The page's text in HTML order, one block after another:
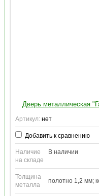
Дверь металлическая
Артикул: нет
Добавить к сравнению
Наличие
на складе
В наличии
Толщина
металла
полотно 1,2 мм;